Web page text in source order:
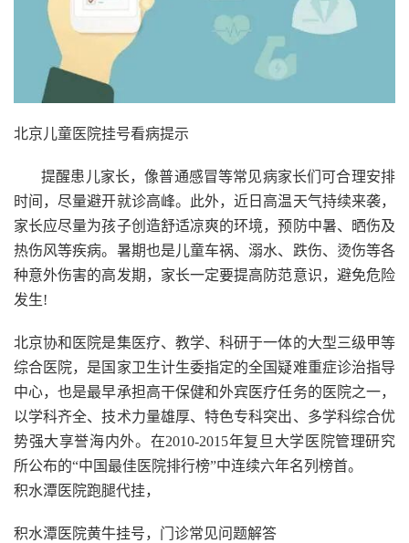
北京儿童医院挂号看病提示
提醒患儿家长，像普通感冒等常见病家长们可合理安排
时间，尽量避开就诊高峰。此外，近日高温天气持续来袭，
家长应尽量为孩子创造舒适凉爽的环境，预防中暑、晒伤及
热伤风等疾病。暑期也是儿童车祸、溺水、跌伤、烫伤等各
种意外伤害的高发期，家长一定要提高防范意识，避免危险
发生!
北京协和医院是集医疗、教学、科研于一体的大型三级甲等
综合医院，是国家卫生计生委指定的全国疑难重症诊治指导
中心，也是最早承担高干保健和外宾医疗任务的医院之一，
以学科齐全、技术力量雄厚、特色专科突出、多学科综合优
势强大享誉海内外。在2010-2015年复旦大学医院管理研究
所公布的“中国最佳医院排行榜”中连续六年名列榜首。
积水潭医院跑腿代挂，
积水潭医院黄牛挂号，门诊常见问题解答